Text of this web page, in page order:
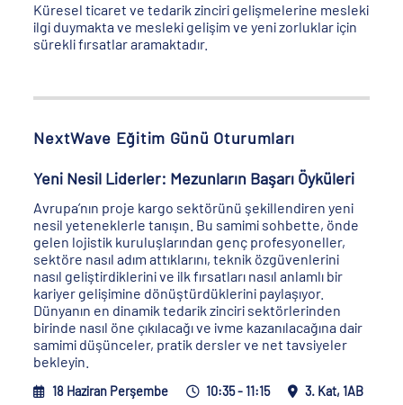
Küresel ticaret ve tedarik zinciri gelişmelerine mesleki
ilgi duymakta ve mesleki gelişim ve yeni zorluklar için
sürekli fırsatlar aramaktadır.
NextWave Eğitim Günü Oturumları
Yeni Nesil Liderler: Mezunların Başarı Öyküleri
Avrupa’nın proje kargo sektörünü şekillendiren yeni
nesil yeteneklerle tanışın. Bu samimi sohbette, önde
gelen lojistik kuruluşlarından genç profesyoneller,
sektöre nasıl adım attıklarını, teknik özgüvenlerini
nasıl geliştirdiklerini ve ilk fırsatları nasıl anlamlı bir
kariyer gelişimine dönüştürdüklerini paylaşıyor.
Dünyanın en dinamik tedarik zinciri sektörlerinden
birinde nasıl öne çıkılacağı ve ivme kazanılacağına dair
samimi düşünceler, pratik dersler ve net tavsiyeler
bekleyin.
18 Haziran Perşembe 10:35 - 11:15
3. Kat, 1AB